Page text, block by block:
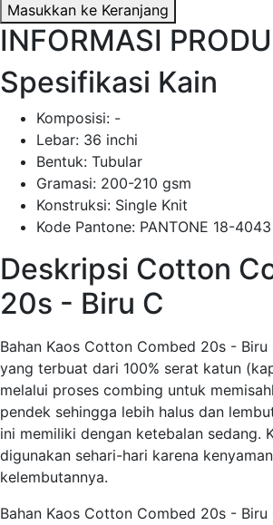
Masukkan ke Keranjang
INFORMASI
Spesifikasi Kain
Komposisi: -
Lebar: 36 inchi
Bentuk: Tubular
Gramasi: 200-210 gsm
Konstruksi: Single Knit
Kode Pantone: PANTONE 18-4043
Deskripsi Cotton
20s - Biru C
Bahan Kaos Cotton Combed 20s - Biru
yang terbuat dari 100% serat katun
melalui proses combing untuk
pendek sehingga lebih halus dan
ini memiliki dengan ketebalan sedang.
digunakan sehari-hari karena
kelembutannya.
Bahan Kaos Cotton Combed 20s -